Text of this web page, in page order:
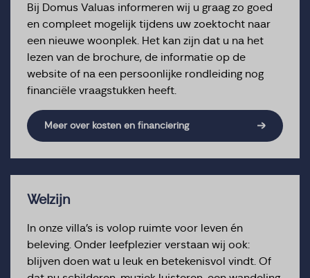
Bij Domus Valuas informeren wij u graag zo goed
en compleet mogelijk tijdens uw zoektocht naar
een nieuwe woonplek. Het kan zijn dat u na het
lezen van de brochure, de informatie op de
website of na een persoonlijke rondleiding nog
financiële vraagstukken heeft.
Meer over kosten en financiering
Welzijn
In onze villa’s is volop ruimte voor leven én
beleving. Onder leefplezier verstaan wij ook:
blijven doen wat u leuk en betekenisvol vindt. Of